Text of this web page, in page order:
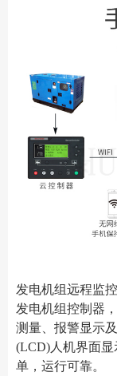
发电机组远程监
发电机组控制器
测量、报警显示
(LCD)人机界面
单，运行可靠。